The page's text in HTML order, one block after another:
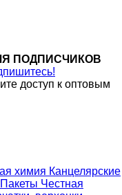
ПОДПИСЧИКОВ
доступ к оптовым
химия Канцелярские
Пакеты Честная